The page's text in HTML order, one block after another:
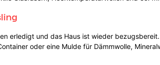
erledigt und das Haus ist wieder
oder eine Mulde für Dämmwolle,